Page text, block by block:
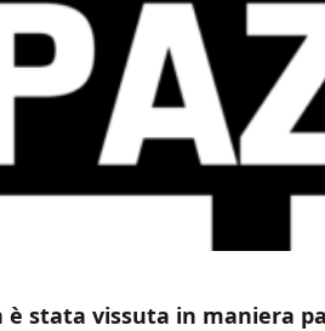
stata vissuta in maniera